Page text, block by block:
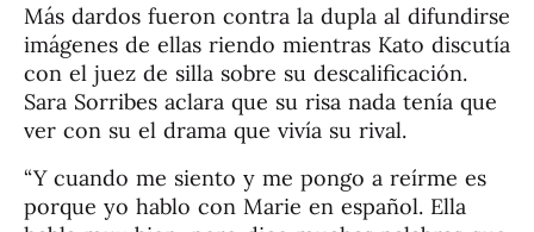
Más dardos fueron contra la dupla al difundirse
imágenes de ellas riendo mientras Kato discutía
con el juez de silla sobre su descalificación.
Sara Sorribes aclara que su risa nada tenía que
ver con su el drama que vivía su rival.
“Y cuando me siento y me pongo a reírme es
porque yo hablo con Marie en español. Ella